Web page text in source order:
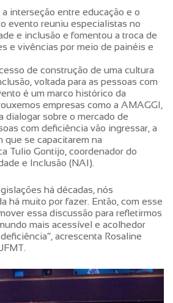
interseção entre educação e o
evento reuniu especialistas no
e inclusão e fomentou a troca de
e vivências por meio de painéis e
de construção de uma cultura
voltada para as pessoas com
é um marco histórico da
empresas como a AMAGGI,
dialogar sobre o mercado de
com deficiência vão ingressar, a
que se capacitarem na
Tulio Gontijo, coordenador do
e Inclusão (NAI).
há décadas, nós
há muito por fazer. Então, com esse
essa discussão para refletirmos
mais acessível e acolhedor
acrescenta Rosaline